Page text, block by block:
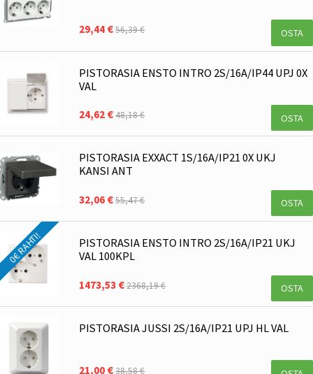
29,44 €56,39 € OSTA
PISTORASIA ENSTO INTRO 2S/16A/IP44 UPJ 0X
VAL
24,62 €48,18 € OSTA
PISTORASIA EXXACT 1S/16A/IP21 0X UKJ
KANSI ANT
32,06 €55,47 € OSTA
0€ RAHTI!
PISTORASIA ENSTO INTRO 2S/16A/IP21 UKJ
VAL 100KPL
1473,53 €2368,19 € OSTA
PISTORASIA JUSSI 2S/16A/IP21 UPJ HL VAL
21,00 €38,58 €